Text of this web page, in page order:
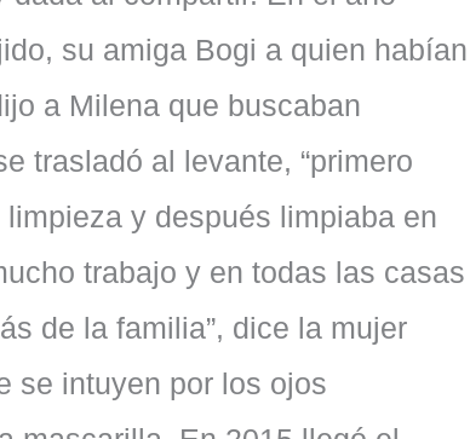
su amiga Bogi a quien habían
a Milena que buscaban
trasladó al levante, “primero
y después limpiaba en
trabajo y en todas las casas
de la familia”, dice la mujer
se intuyen por los ojos